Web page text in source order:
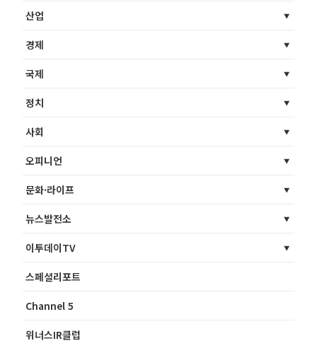
산업
경제
국제
정치
사회
오피니언
문화·라이프
뉴스발전소
이투데이TV
스페셜리포트
Channel 5
위너스IR클럽